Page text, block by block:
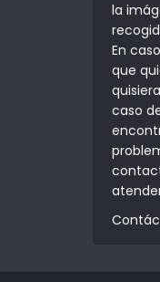
la
En
que
caso